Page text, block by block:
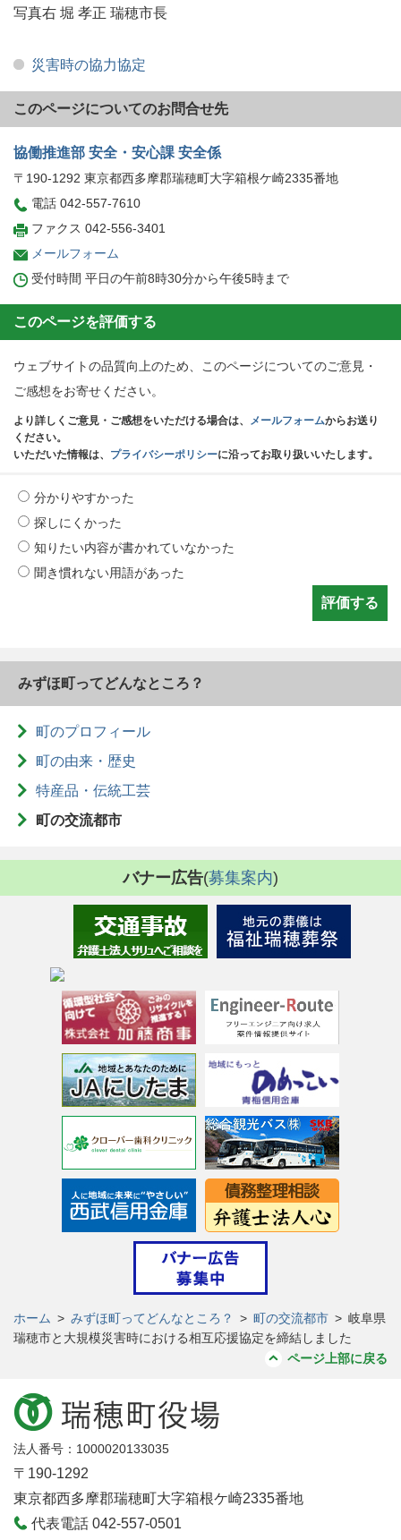
写真右 堀 孝正 瑞穂市長
災害時の協力協定
このページについてのお問合せ先
協働推進部 安全・安心課 安全係
〒190-1292 東京都西多摩郡瑞穂町大字箱根ケ崎2335番地
電話 042-557-7610
ファクス 042-556-3401
メールフォーム
受付時間 平日の午前8時30分から午後5時まで
このページを評価する
ウェブサイトの品質向上のため、このページについてのご意見・
ご感想をお寄せください。
より詳しくご意見・ご感想をいただける場合は、 メールフォームからお送り
ください。
いただいた情報は、 プライバシーポリシーに沿ってお取り扱いいたします。
分かりやすかった
探しにくかった
知りたい内容が書かれていなかった
聞き慣れない用語があった
みずほ町ってどんなところ？
町のプロフィール
町の由来・歴史
特産品・伝統工芸
町の交流都市
バナー広告(募集案内)
ホーム > みずほ町ってどんなところ？ > 町の交流都市 > 岐阜県
瑞穂市と大規模災害時における相互応援協定を締結しました
ページ上部に戻る
法人番号：1000020133035
〒190-1292
東京都西多摩郡瑞穂町大字箱根ケ崎2335番地
代表電話 042-557-0501